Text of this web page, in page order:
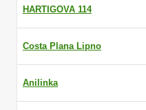
HARTIGOVA 114
Costa Plana Lipno
Anilinka